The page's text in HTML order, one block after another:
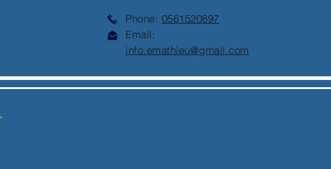
Phone: 0561520897
Email:
info.emathieu@gmail.com